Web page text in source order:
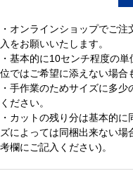
・オンラインショップでご
入をお願いいたします。
・基本的に10センチ程度の
位ではご希望に添えない場合
・手作業のためサイズに多
ください。
・カットの残り分は基本的
ズによっては同梱出来ない
考欄にご記入ください)。